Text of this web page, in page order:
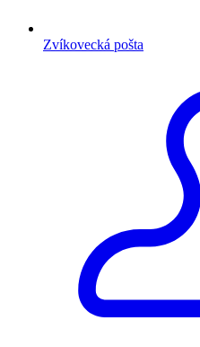
Zvíkovecká pošta